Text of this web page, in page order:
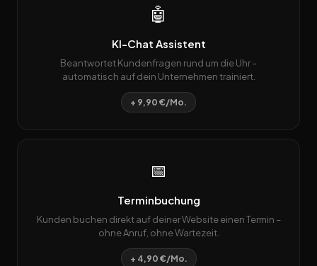
🤖
KI-Chat Assistent
Beantwortet Kundenfragen rund um die Uhr –
automatisch auf dein Unternehmen trainiert.
+ 9,90 €/Mo.
📅
Terminbuchung
Kunden buchen direkt auf deiner Website einen Termin –
ohne Anruf, ohne Wartezeit.
+ 4,90 €/Mo.